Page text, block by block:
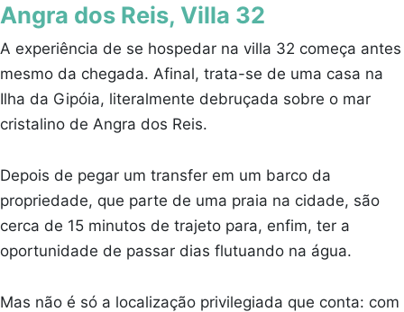
Angra dos Reis, Villa 32
A experiência de se hospedar na villa 32 começa antes
mesmo da chegada. Afinal, trata-se de uma casa na
Ilha da Gipóia, literalmente debruçada sobre o mar
cristalino de Angra dos Reis.
Depois de pegar um transfer em um barco da
propriedade, que parte de uma praia na cidade, são
cerca de 15 minutos de trajeto para, enfim, ter a
oportunidade de passar dias flutuando na água.
Mas não é só a localização privilegiada que conta: com